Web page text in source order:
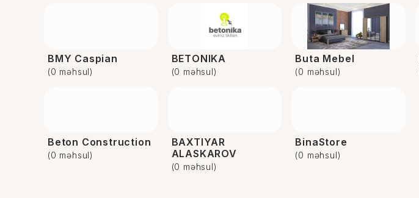
BMY Caspian
(0 məhsul)
BETONIKA
(0 məhsul)
Buta Mebel
(0 məhsul)
Beton Construction
(0 məhsul)
BAXTIYAR
ALASKAROV
(0 məhsul)
BinaStore
(0 məhsul)